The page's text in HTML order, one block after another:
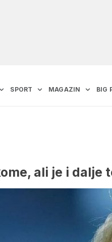
SPORT MAGAZIN BIG
ali je i dalje